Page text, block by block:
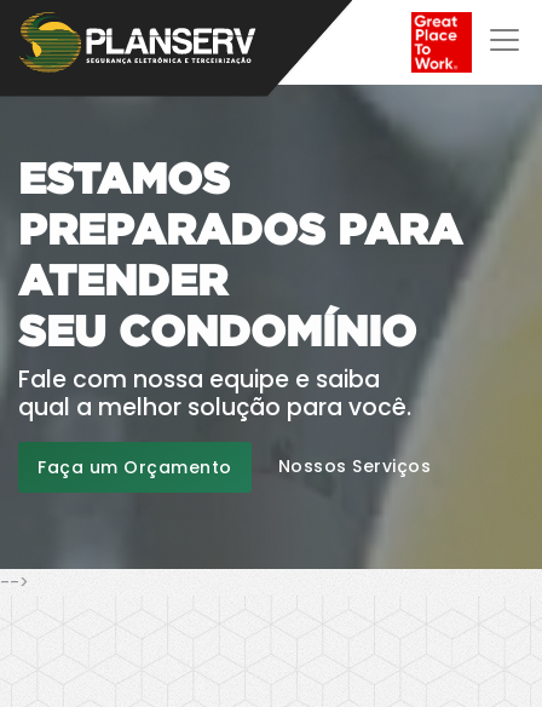
ESTAMOS
PREPARADOS PARA
ATENDER
SUA FAMÍLIA
Fale com nossa equipe e saiba
qual a melhor solução para você.
Faça um Orçamento Nossos Serviços
-->